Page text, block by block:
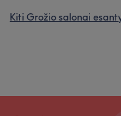
Kiti Grožio salonai